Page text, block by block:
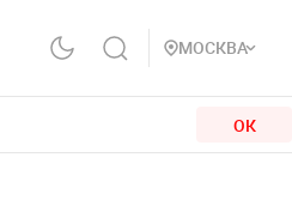
МОСКВА
ОК